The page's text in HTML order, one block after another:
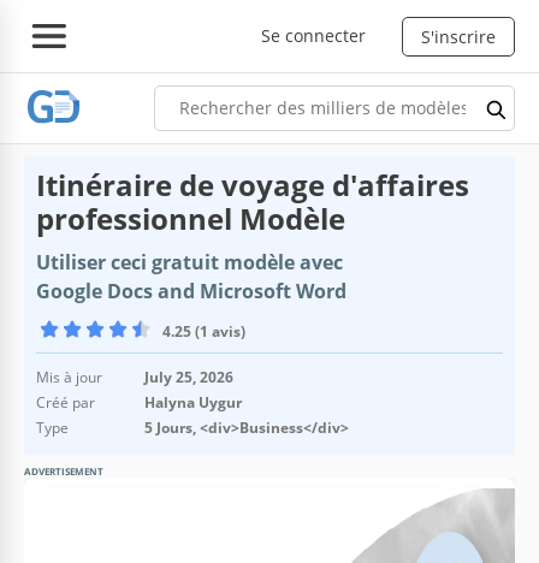
Se connecter S'inscrire
Itinéraire de voyage d'affaires
professionnel Modèle
Utiliser ceci gratuit modèle avec
Google Docs and Microsoft Word
4.25 (1 avis)
Mis à jour
July 25, 2026
Créé par
Halyna Uygur
Type
5 Jours, <div>Business</div>
ADVERTISEMENT